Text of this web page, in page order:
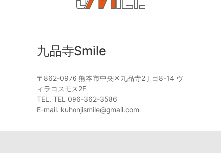
九品寺Smile
〒862-0976 熊本市中央区九品寺2丁目8-14 ヴ
ィラコスモス2F
TEL. TEL 096-362-3586
E-mail. kuhonjismile@gmail.com